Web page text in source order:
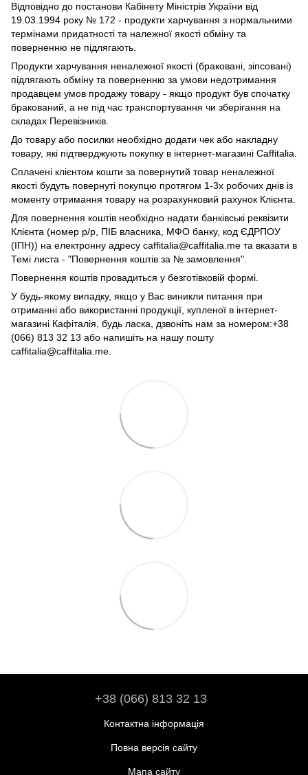
Відповідно до постанови Кабінету Міністрів України від
19.03.1994 року № 172 - продукти харчування з нормальними
термінами придатності та належної якості обміну та
поверненню не підлягають.
Продукти харчування неналежної якості (браковані, зіпсовані)
підлягають обміну та поверненню за умови недотримання
продавцем умов продажу товару - якщо продукт був спочатку
бракований, а не під час транспортування чи зберігання на
складах Перевізників.
До товару або посилки необхідно додати чек або накладну
товару, які підтверджують покупку в інтернет-магазині Caffitalia.
Сплачені клієнтом кошти за повернутий товар неналежної
якості будуть повернуті покупцю протягом 1-3х робочих днів із
моменту отримання товару на розрахунковий рахунок Клієнта.
Для повернення коштів необхідно надати банківські реквізити
Клієнта (номер р/р, ПІБ власника, МФО банку, код ЄДРПОУ
(ІПН)) на електронну адресу caffitalia@caffitalia.me та вказати в
Темі листа - "Повернення коштів за № замовлення".
Повернення коштів провадиться у безготівковій формі.
У будь-якому випадку, якщо у Вас виникли питання при
отриманні або використанні продукції, купленої в інтернет-
магазині Кафіталія, будь ласка, дзвоніть нам за номером:+38
(066) 813 32 13 або напишіть на нашу пошту
caffitalia@caffitalia.me.
+38 (066) 813 32 13
Контактна інформація
Повна версія сайту
Мапа сайту